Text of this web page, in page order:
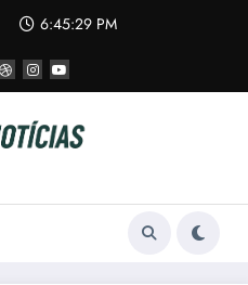
6:45:30 PM